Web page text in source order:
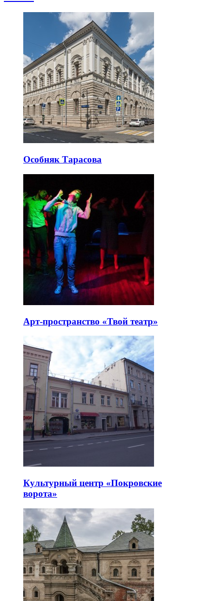
Особняк Тарасова
Арт-пространство «Твой театр»
Культурный центр «Покровские
ворота»